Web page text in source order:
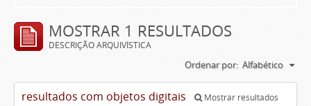
MOSTRAR 1 RESULTADOS
DESCRIÇÃO ARQUIVÍSTICA
Ordenar por: Alfabético
resultados com objetos digitais
Mostrar resultados